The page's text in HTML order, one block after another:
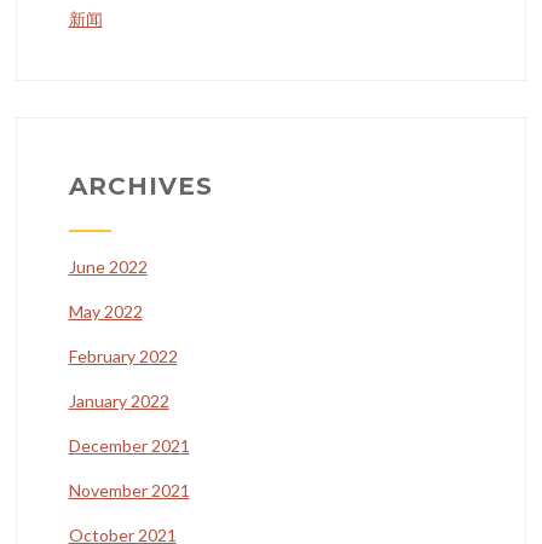
新闻
ARCHIVES
June 2022
May 2022
February 2022
January 2022
December 2021
November 2021
October 2021